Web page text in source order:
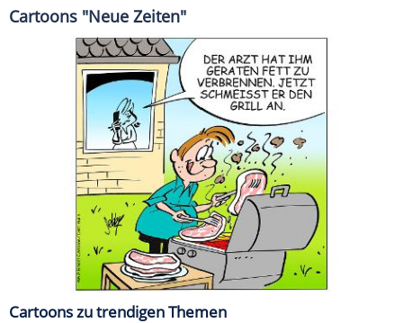
Cartoons "Neue Zeiten"
Cartoons zu trendigen Themen